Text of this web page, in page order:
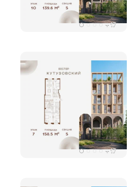
+17
+17